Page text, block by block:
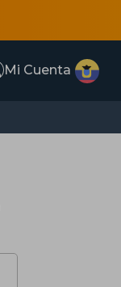
Mi Cuenta